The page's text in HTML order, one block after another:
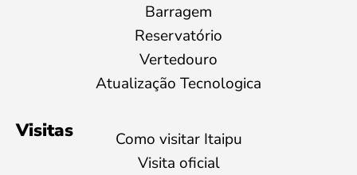
Barragem
Reservatório
Vertedouro
Atualização Tecnologica
Visitas
Como visitar Itaipu
Visita oficial